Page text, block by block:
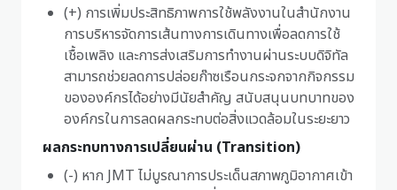
(+) การเพิ่มประสิทธิภาพการใช้พลังงานในสำนักงาน
การบริหารจัดการเส้นทางการเดินทางเพื่อลดการใช้
เชื้อเพลิง และการส่งเสริมการทำงานผ่านระบบดิจิทัล
สามารถช่วยลดการปล่อยก๊าซเรือนกระจกจากกิจกรรม
ขององค์กรได้อย่างมีนัยสำคัญ สนับสนุนบทบาทของ
องค์กรในการลดผลกระทบต่อสิ่งแวดล้อมในระยะยาว
ผลกระทบทางการเปลี่ยนผ่าน (Transition)
(-) หาก JMT ไม่บูรณาการประเด็นสภาพภูมิอากาศเข้า